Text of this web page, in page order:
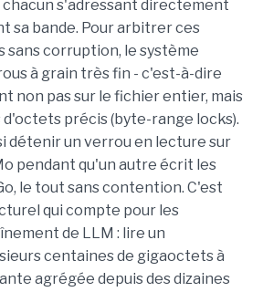
chacun s'adressant directement
sa bande. Pour arbitrer ces
sans corruption, le système
à grain très fin - c'est-à-dire
non pas sur le fichier entier, mais
précis (byte-range locks).
détenir un verrou en lecture sur
pendant qu'un autre écrit les
le tout sans contention. C'est
qui compte pour les
de LLM : lire un
centaines de gigaoctets à
agrégée depuis des dizaines